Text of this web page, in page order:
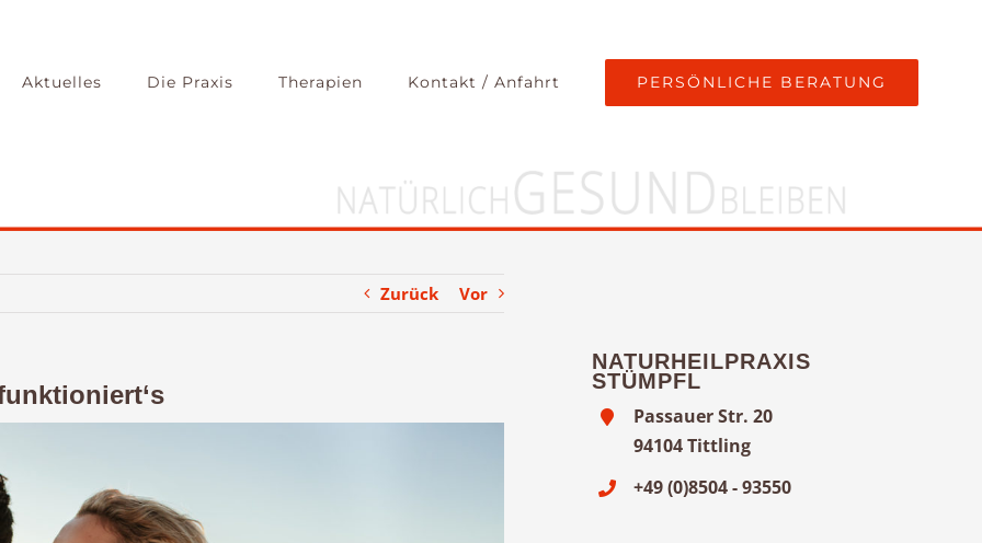
Aktuelles Die Praxis Therapien Kontakt / Anfahrt PERSÖNLICHE BERATUNG
Zurück Vor
NATURHEILPRAXIS
STÜMPFL
Passauer Str. 20
94104 Tittling
+49 (0)8504 - 93550